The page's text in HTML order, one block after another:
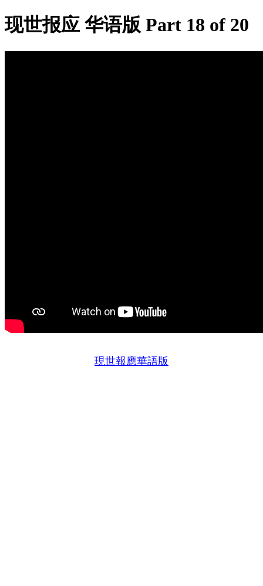
现世报应 华语版 Part 18 of 20
現世報應華語版